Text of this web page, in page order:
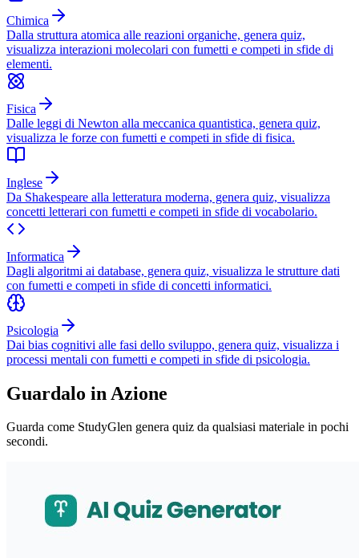
Chimica
Dalla struttura atomica alle reazioni organiche, genera quiz,
visualizza interazioni molecolari con fumetti e competi in sfide di
elementi.
Fisica
Dalle leggi di Newton alla meccanica quantistica, genera quiz,
visualizza le forze con fumetti e competi in sfide di fisica.
Inglese
Da Shakespeare alla letteratura moderna, genera quiz, visualizza
concetti letterari con fumetti e competi in sfide di vocabolario.
Informatica
Dagli algoritmi ai database, genera quiz, visualizza le strutture dati
con fumetti e competi in sfide di concetti informatici.
Psicologia
Dai bias cognitivi alle fasi dello sviluppo, genera quiz, visualizza i
processi mentali con fumetti e competi in sfide di psicologia.
Guardalo in Azione
Guarda come StudyGlen genera quiz da qualsiasi materiale in pochi
secondi.